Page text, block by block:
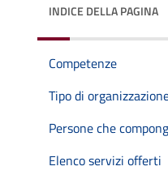
INDICE DELLA PAGINA
Competenze
Tipo di
Persone che
Elenco servizi offerti